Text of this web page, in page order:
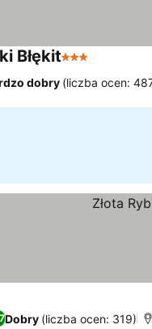
Błękit3 Kategoria
dobry (liczba ocen:
Dobry (liczba ocen: 319)